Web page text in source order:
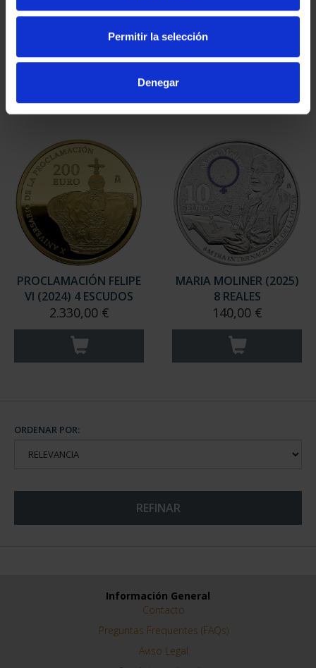
Permitir la selección
Denegar
VI (2024) 8 REALES
140,00 €
VI (2024) CINCUENTÍN
610,00 €
PROCLAMACIÓN FELIPE
VI (2024) 4 ESCUDOS
2.330,00 €
MARIA MOLINER (2025)
8 REALES
140,00 €
ORDENAR POR:
REFINAR
Información General
Contacto
Preguntas Frequentes (FAQs)
Aviso Legal